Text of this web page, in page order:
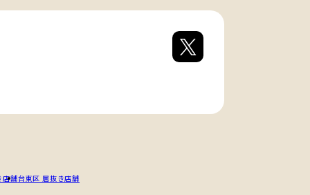
店舗台東区 居抜き店舗